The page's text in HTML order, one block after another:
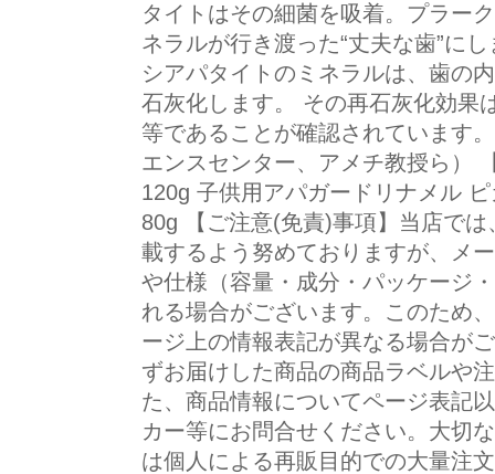
タイトはその細菌を吸着。プラー
ネラルが行き渡った“丈夫な歯”に
シアパタイトのミネラルは、歯の
石灰化します。 その再石灰化効果
等であることが確認されています
エンスセンター、アメチ教授ら）
120g 子供用アパガードリナメル
80g 【ご注意(免責)事項】当店で
載するよう努めておりますが、メ
や仕様（容量・成分・パッケージ
れる場合がございます。このため
ージ上の情報表記が異なる場合が
ずお届けした商品の商品ラベルや
た、商品情報についてページ表記
カー等にお問合せください。大切
は個人による再販目的での大量注